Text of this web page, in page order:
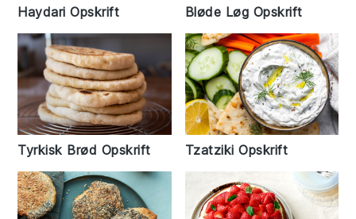
Haydari Opskrift Bløde Løg Opskrift
Tyrkisk Brød Opskrift Tzatziki Opskrift